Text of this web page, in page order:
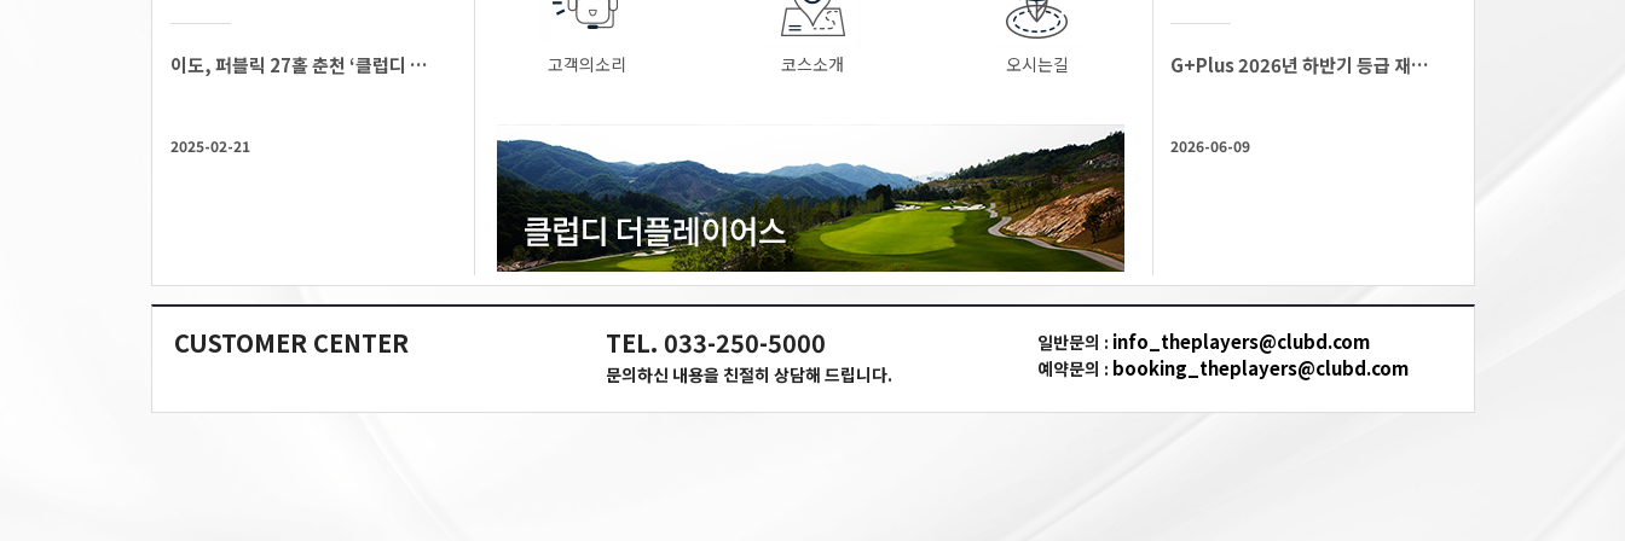
이도, 퍼블릭 27홀 춘천 ‘클럽디 더플레이어스’ 운영
2025-02-21
고객의소리 코스소개 오시는길 G+Plus 2026년 하반기 등급 재산정 안내
2026-06-09
CUSTOMER CENTER TEL. 033-250-5000
문의하신 내용을 친절히 상담해 드립니다.
일반문의 : info_theplayers@clubd.com
예약문의 : booking_theplayers@clubd.com